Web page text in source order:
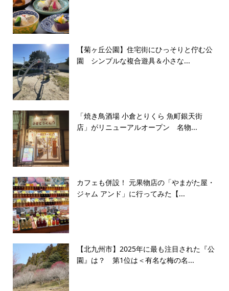
【菊ヶ丘公園】住宅街にひっそりと佇む公
園 シンプルな複合遊具＆小さな...
「焼き鳥酒場 小倉とりくら 魚町銀天街
店」がリニューアルオープン 名物...
カフェも併設！ 元果物店の「やまがた屋・
ジャム アンド」に行ってみた【...
【北九州市】2025年に最も注目された『公
園』は？ 第1位は＜有名な梅の名...